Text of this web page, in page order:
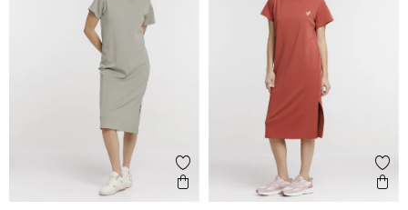
Ajouter aux favoris
Aperçu rapide